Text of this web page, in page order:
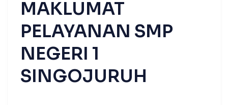
MAKLUMAT
PELAYANAN SMP
NEGERI 1
SINGOJURUH